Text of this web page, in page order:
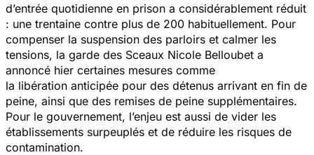
d’entrée quotidienne en prison a considérablement réduit
: une trentaine contre plus de 200 habituellement. Pour
compenser la suspension des parloirs et calmer les
tensions, la garde des Sceaux Nicole Belloubet a
annoncé hier certaines mesures comme
la libération anticipée pour des détenus arrivant en fin de
peine, ainsi que des remises de peine supplémentaires.
Pour le gouvernement, l’enjeu est aussi de vider les
établissements surpeuplés et de réduire les risques de
contamination.